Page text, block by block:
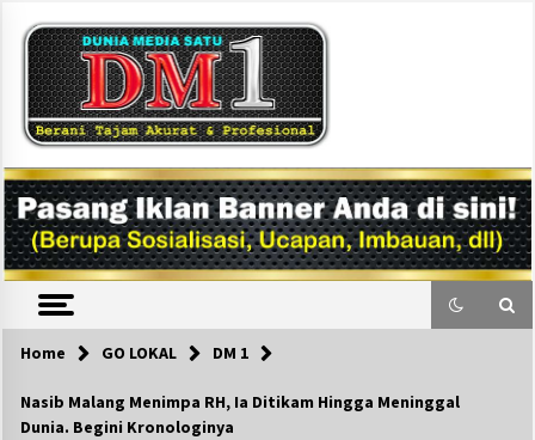
content
DM1
Home GO LOKAL DM 1
Nasib Malang Menimpa RH, Ia Ditikam Hingga Meninggal
Dunia. Begini Kronologinya